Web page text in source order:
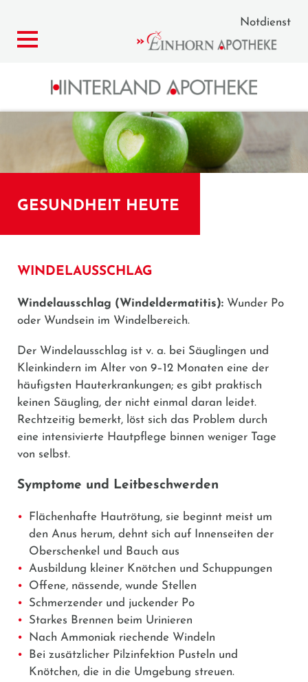
Notdienst
GESUNDHEIT HEUTE
WINDELAUSSCHLAG
Windelausschlag (Windeldermatitis): Wunder Po
oder Wundsein im Windelbereich.
Der Windelausschlag ist v. a. bei Säuglingen und
Kleinkindern im Alter von 9–12 Monaten eine der
häufigsten Hauterkrankungen; es gibt praktisch
keinen Säugling, der nicht einmal daran leidet.
Rechtzeitig bemerkt, löst sich das Problem durch
eine intensivierte Hautpflege binnen weniger Tage
von selbst.
Symptome und Leitbeschwerden
Flächenhafte Hautrötung, sie beginnt meist um
den Anus herum, dehnt sich auf Innenseiten der
Oberschenkel und Bauch aus
Ausbildung kleiner Knötchen und Schuppungen
Offene, nässende, wunde Stellen
Schmerzender und juckender Po
Starkes Brennen beim Urinieren
Nach Ammoniak riechende Windeln
Bei zusätzlicher Pilzinfektion Pusteln und
Knötchen, die in die Umgebung streuen.